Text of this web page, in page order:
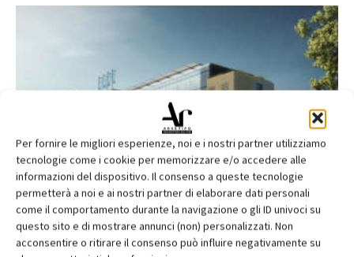
Per fornire le migliori esperienze, noi e i nostri partner utilizziamo
tecnologie come i cookie per memorizzare e/o accedere alle
informazioni del dispositivo. Il consenso a queste tecnologie
permetterà a noi e ai nostri partner di elaborare dati personali
come il comportamento durante la navigazione o gli ID univoci su
questo sito e di mostrare annunci (non) personalizzati. Non
acconsentire o ritirare il consenso può influire negativamente su
Stiferite per l’headquarter Allianz a Trieste